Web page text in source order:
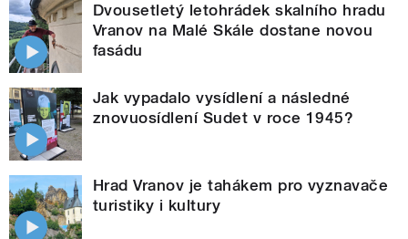
Dvousetletý letohrádek skalního hradu
Vranov na Malé Skále dostane novou
fasádu
Jak vypadalo vysídlení a následné
znovuosídlení Sudet v roce 1945?
Hrad Vranov je tahákem pro vyznavače
turistiky i kultury